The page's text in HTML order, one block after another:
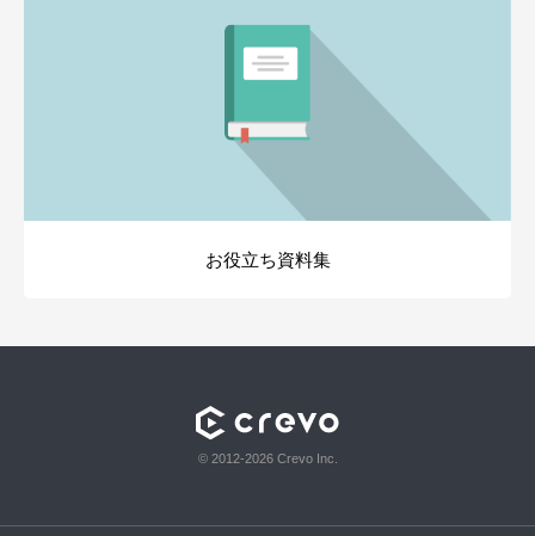
お役立ち資料集
© 2012-2026 Crevo Inc.